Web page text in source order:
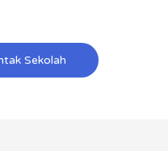
Sekolah